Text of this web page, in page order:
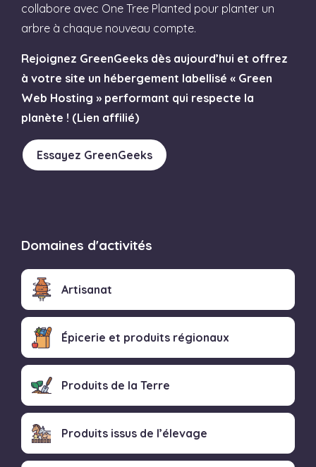
collabore avec One Tree Planted pour planter un
arbre à chaque nouveau compte.
Rejoignez GreenGeeks dès aujourd’hui et offrez
à votre site un hébergement labellisé « Green
Web Hosting » performant qui respecte la
planète ! (Lien affilié)
Essayez GreenGeeks
Domaines d'activités
Artisanat
Épicerie et produits régionaux
Produits de la Terre
Produits issus de l’élevage